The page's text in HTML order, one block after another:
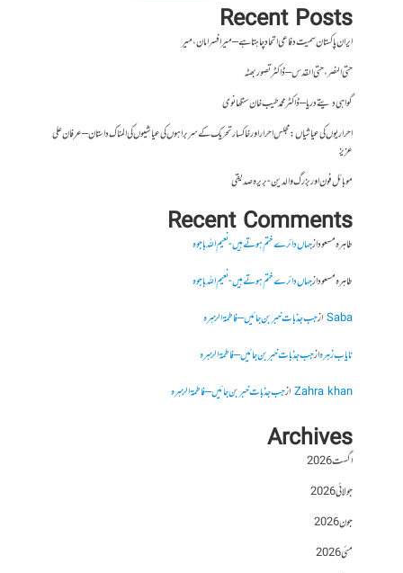
Recent Posts
ایران پاکستان سمیت دفاعی اتحاد چاہتا ہے – میر افسر امان،میر
حتی النصر ، حتی القدس – ڈاکٹر تصور بھٹہ
گواہی دیتے دریا – ڈاکٹر محمد طیب خان سنگھانوی
احراریوں کی عیاشیاں : مجلس احرار اور خاکسار تحریک کے سربراہوں کی عیاشیوں کی المناک داستان – عرفان علی
عزیز
موبائل فون اور بزرگ والدین- بریرہ صدیقی
Recent Comments
طاہرہ مسعودازجہاں دائرے ختم ہوتے ہیں- نعیم اللہ باجوہ
طاہرہ مسعودازجہاں دائرے ختم ہوتے ہیں- نعیم اللہ باجوہ
Sabaازجب جذبات خبر بن جائیں – فاطمۃالزہرہ
نایاب زہرہازجب جذبات خبر بن جائیں – فاطمۃالزہرہ
Zahra khanازجب جذبات خبر بن جائیں – فاطمۃالزہرہ
Archives
اگست 2026
جولائی 2026
جون 2026
مئی 2026